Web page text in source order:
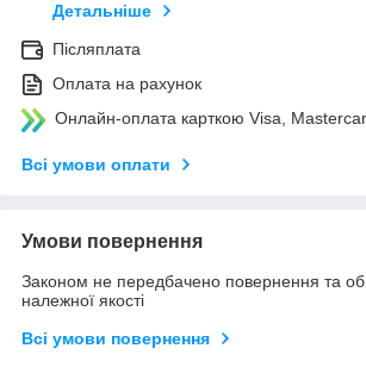
Детальніше
Післяплата
Оплата на рахунок
Онлайн-оплата карткою Visa,
Всі умови оплати
Умови повернення
Законом не передбачено повернення та
належної якості
Всі умови повернення